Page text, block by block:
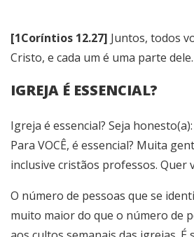
[1Coríntios 12.27] Juntos, todos
Cristo, e cada um é uma parte dele.
IGREJA É ESSENCIAL?
Igreja é essencial? Seja
Para VOCÊ, é essencial? Muita
inclusive cristãos professos. Quer
O número de pessoas que se
muito maior do que o número de